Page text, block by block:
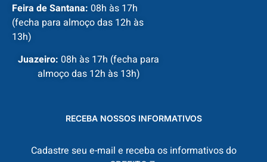
Feira de Santana: 08h às 17h
(fecha para almoço das 12h às
13h)
Juazeiro: 08h às 17h (fecha para
almoço das 12h às 13h)
RECEBA NOSSOS INFORMATIVOS
Cadastre seu e-mail e receba os informativos do